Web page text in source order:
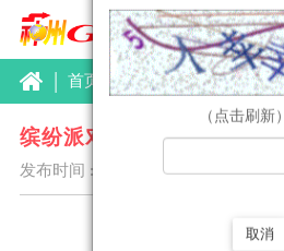
| 首页 产品中心 产品库
缤纷派对
发布时间 :2023/2/22 18:17:48
（点击刷新）
取消